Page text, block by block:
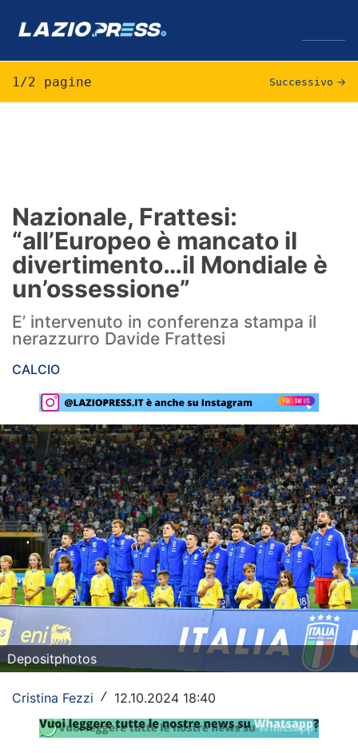
Formello
Infortuni
Primavera
Calciomercato
Lazio Women
Rassegna Lazio
Social
Calcio
Serie A
Champions League
Europa League
Altri Sport
Formula 1
Tennis
Vela
SHOP LAZIO
1/2 pagine Successivo →
Nazionale, Frattesi:
“all’Europeo è mancato il
divertimento…il Mondiale è
un’ossessione”
E’ intervenuto in conferenza stampa il
nerazzurro Davide Frattesi
CALCIO
Depositphotos
Cristina Fezzi / 12.10.2024 18:40